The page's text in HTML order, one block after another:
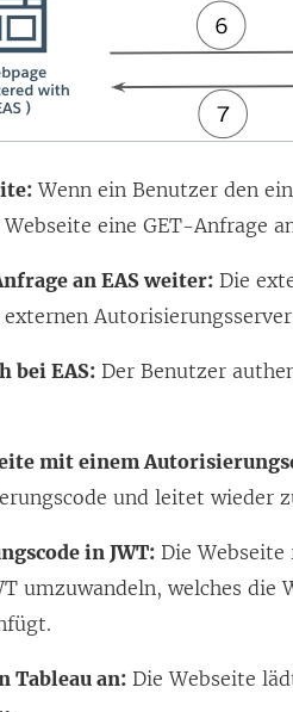
Wenn ein Benutzer den
eine GET-Anfrage
an EAS weiter: Die
bei EAS: Der Benutzer
mit einem
und leitet wieder
in JWT: Die Webseite
umzuwandeln, welches die
Tableau an: Die Webseite